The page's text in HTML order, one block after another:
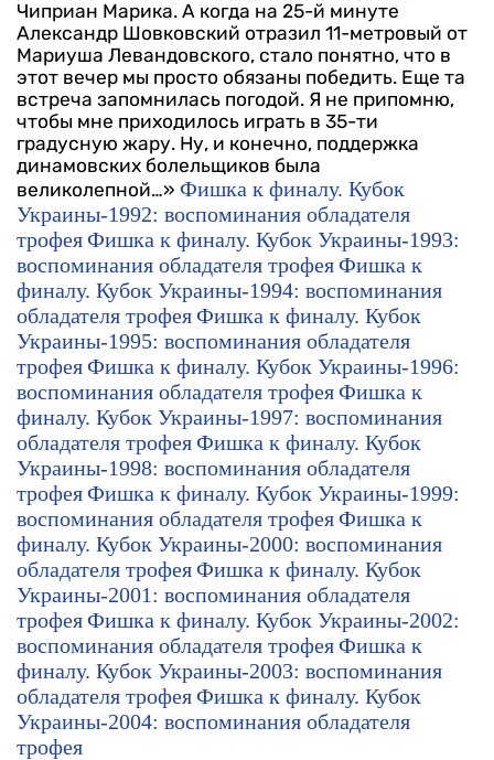
Чиприан Марика. А когда на 25-й минуте
Александр Шовковский отразил 11-метровый от
Мариуша Левандовского, стало понятно, что в
этот вечер мы просто обязаны победить. Еще та
встреча запомнилась погодой. Я не припомню,
чтобы мне приходилось играть в 35-ти
градусную жару. Ну, и конечно, поддержка
динамовских болельщиков была
великолепной…» Фишка к финалу. Кубок
Украины-1992: воспоминания обладателя
трофеяФишка к финалу. Кубок Украины-1993:
воспоминания обладателя трофеяФишка к
финалу. Кубок Украины-1994: воспоминания
обладателя трофеяФишка к финалу. Кубок
Украины-1995: воспоминания обладателя
трофеяФишка к финалу. Кубок Украины-1996:
воспоминания обладателя трофеяФишка к
финалу. Кубок Украины-1997: воспоминания
обладателя трофеяФишка к финалу. Кубок
Украины-1998: воспоминания обладателя
трофеяФишка к финалу. Кубок Украины-1999:
воспоминания обладателя трофеяФишка к
финалу. Кубок Украины-2000: воспоминания
обладателя трофеяФишка к финалу. Кубок
Украины-2001: воспоминания обладателя
трофеяФишка к финалу. Кубок Украины-2002:
воспоминания обладателя трофеяФишка к
финалу. Кубок Украины-2003: воспоминания
обладателя трофеяФишка к финалу. Кубок
Украины-2004: воспоминания обладателя
трофея